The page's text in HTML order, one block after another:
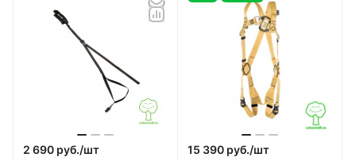
2 690 руб./шт
15 390 руб./шт